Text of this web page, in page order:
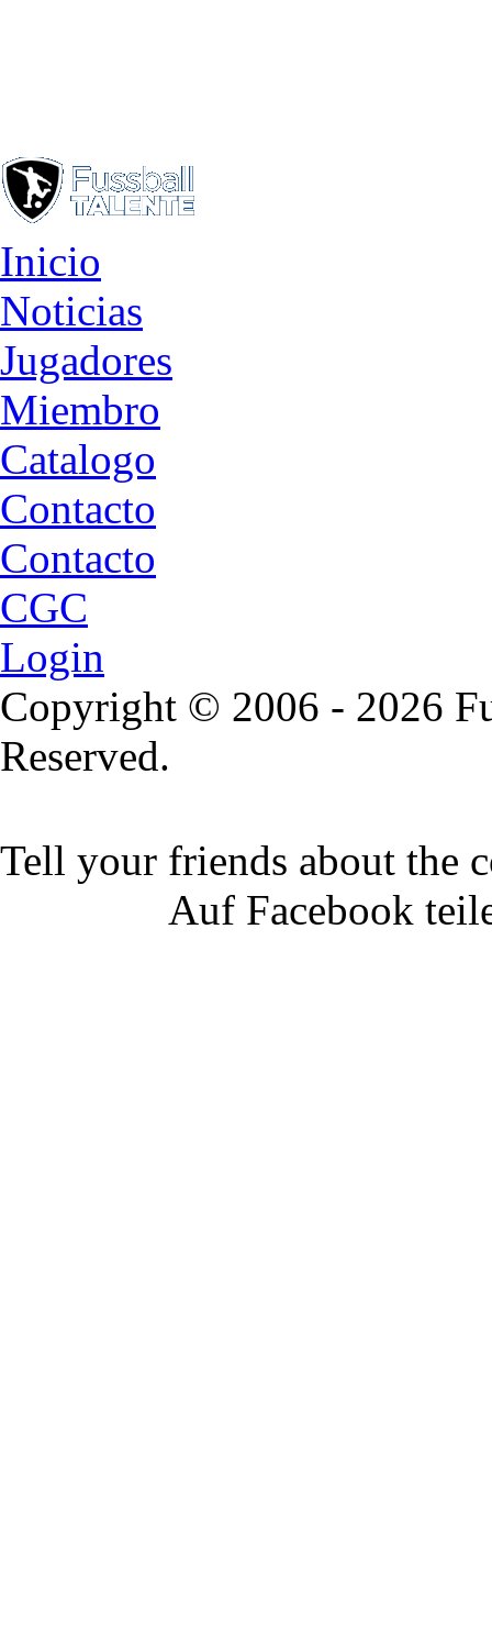
Inicio
Noticias
Jugadores
Miembro
Catalogo
Contacto
Contacto
CGC
Login
Copyright © 2006 - 2026
Reserved.
Tell your friends about the
Auf Facebook